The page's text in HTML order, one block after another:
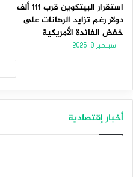
استقرار البيتكوين قرب 111 ألف
دولار رغم تزايد الرهانات على
خفض الفائدة الأمريكية
سبتمبر 8, 2025
أخبار إقتصادية